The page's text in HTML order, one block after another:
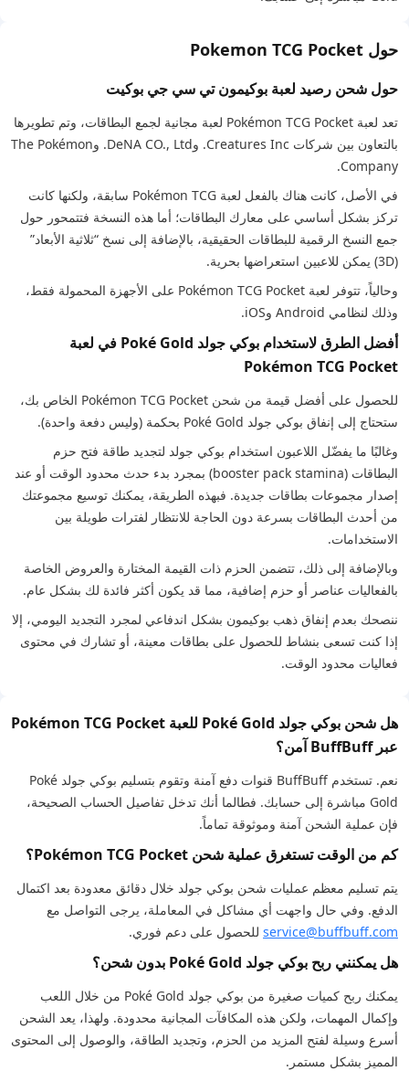
حول Pokemon TCG Pocket
حول شحن رصيد لعبة بوكيمون تي سي جي بوكيت
تعد لعبة Pokémon TCG Pocket لعبة مجانية لجمع البطاقات، وتم تطويرها
بالتعاون بين شركات Creatures Inc. وDeNA CO., Ltd. وThe Pokémon
Company.
في الأصل، كانت هناك بالفعل لعبة Pokémon TCG سابقة، ولكنها كانت
تركز بشكل أساسي على معارك البطاقات؛ أما هذه النسخة فتتمحور حول
جمع النسخ الرقمية للبطاقات الحقيقية، بالإضافة إلى نسخ “ثلاثية الأبعاد”
(3D) يمكن للاعبين استعراضها بحرية.
وحالياً، تتوفر لعبة Pokémon TCG Pocket على الأجهزة المحمولة فقط،
وذلك لنظامي Android وiOS.
أفضل الطرق لاستخدام بوكي جولد Poké Gold في لعبة
Pokémon TCG Pocket
للحصول على أفضل قيمة من شحن Pokémon TCG Pocket الخاص بك،
ستحتاج إلى إنفاق بوكي جولد Poké Gold بحكمة (وليس دفعة واحدة).
وغالبًا ما يفضّل اللاعبون استخدام بوكي جولد لتجديد طاقة فتح حزم
البطاقات (booster pack stamina) بمجرد بدء حدث محدود الوقت أو عند
إصدار مجموعات بطاقات جديدة. فبهذه الطريقة، يمكنك توسيع مجموعتك
من أحدث البطاقات بسرعة دون الحاجة للانتظار لفترات طويلة بين
الاستخدامات.
وبالإضافة إلى ذلك، تتضمن الحزم ذات القيمة المختارة والعروض الخاصة
بالفعاليات عناصر أو حزم إضافية، مما قد يكون أكثر فائدة لك بشكل عام.
ننصحك بعدم إنفاق ذهب بوكيمون بشكل اندفاعي لمجرد التجديد اليومي، إلا
إذا كنت تسعى بنشاط للحصول على بطاقات معينة، أو تشارك في محتوى
فعاليات محدود الوقت.
هل شحن بوكي جولد Poké Gold للعبة Pokémon TCG Pocket
عبر BuffBuff آمن؟
نعم. تستخدم BuffBuff قنوات دفع آمنة وتقوم بتسليم بوكي جولد Poké
Gold مباشرة إلى حسابك. فطالما أنك تدخل تفاصيل الحساب الصحيحة،
فإن عملية الشحن آمنة وموثوقة تماماً.
كم من الوقت تستغرق عملية شحن Pokémon TCG Pocket؟
يتم تسليم معظم عمليات شحن بوكي جولد خلال دقائق معدودة بعد اكتمال
الدفع. وفي حال واجهت أي مشاكل في المعاملة، يرجى التواصل مع
service@buffbuff.com للحصول على دعم فوري.
هل يمكنني ربح بوكي جولد Poké Gold بدون شحن؟
يمكنك ربح كميات صغيرة من بوكي جولد Poké Gold من خلال اللعب
وإكمال المهمات، ولكن هذه المكافآت المجانية محدودة. ولهذا، يعد الشحن
أسرع وسيلة لفتح المزيد من الحزم، وتجديد الطاقة، والوصول إلى المحتوى
المميز بشكل مستمر.